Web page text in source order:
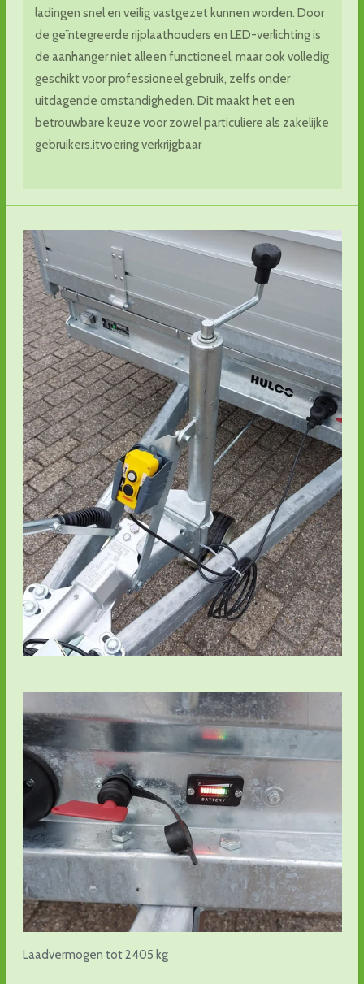
ladingen snel en veilig vastgezet kunnen worden. Door
de geïntegreerde rijplaathouders en LED-verlichting is
de aanhanger niet alleen functioneel, maar ook volledig
geschikt voor professioneel gebruik, zelfs onder
uitdagende omstandigheden. Dit maakt het een
betrouwbare keuze voor zowel particuliere als zakelijke
gebruikers.itvoering verkrijgbaar
Laadvermogen tot 2405 kg